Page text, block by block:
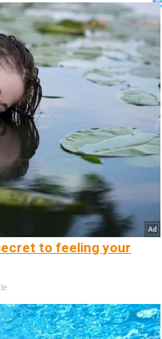
to feeling your